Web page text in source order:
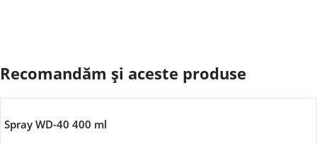
Recomandăm și aceste produse
Spray WD-40 400 ml